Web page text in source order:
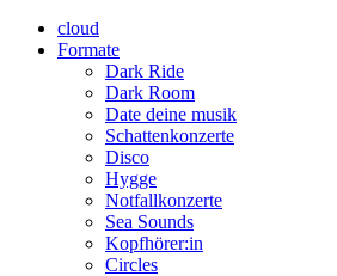
cloud
Formate
Dark Ride
Dark Room
Date deine musik
Schattenkonzerte
Disco
Hygge
Notfallkonzerte
Sea Sounds
Kopfhörer:in
Circles